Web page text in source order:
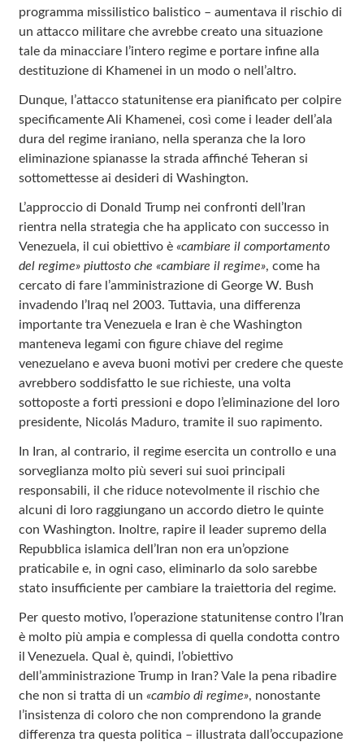
programma missilistico balistico – aumentava il rischio di
un attacco militare che avrebbe creato una situazione
tale da minacciare l’intero regime e portare infine alla
destituzione di Khamenei in un modo o nell’altro.
Dunque, l’attacco statunitense era pianificato per colpire
specificamente Ali Khamenei, così come i leader dell’ala
dura del regime iraniano, nella speranza che la loro
eliminazione spianasse la strada affinché Teheran si
sottomettesse ai desideri di Washington.
L’approccio di Donald Trump nei confronti dell’Iran
rientra nella strategia che ha applicato con successo in
Venezuela, il cui obiettivo è «cambiare il comportamento
del regime» piuttosto che «cambiare il regime», come ha
cercato di fare l’amministrazione di George W. Bush
invadendo l’Iraq nel 2003. Tuttavia, una differenza
importante tra Venezuela e Iran è che Washington
manteneva legami con figure chiave del regime
venezuelano e aveva buoni motivi per credere che queste
avrebbero soddisfatto le sue richieste, una volta
sottoposte a forti pressioni e dopo l’eliminazione del loro
presidente, Nicolás Maduro, tramite il suo rapimento.
In Iran, al contrario, il regime esercita un controllo e una
sorveglianza molto più severi sui suoi principali
responsabili, il che riduce notevolmente il rischio che
alcuni di loro raggiungano un accordo dietro le quinte
con Washington. Inoltre, rapire il leader supremo della
Repubblica islamica dell’Iran non era un’opzione
praticabile e, in ogni caso, eliminarlo da solo sarebbe
stato insufficiente per cambiare la traiettoria del regime.
Per questo motivo, l’operazione statunitense contro l’Iran
è molto più ampia e complessa di quella condotta contro
il Venezuela. Qual è, quindi, l’obiettivo
dell’amministrazione Trump in Iran? Vale la pena ribadire
che non si tratta di un «cambio di regime», nonostante
l’insistenza di coloro che non comprendono la grande
differenza tra questa politica – illustrata dall’occupazione